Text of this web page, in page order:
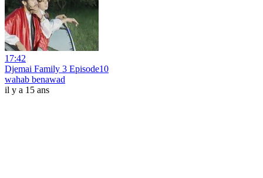
17:42
Djemai Family 3 Episode10
wahab benawad
il y a 15 ans